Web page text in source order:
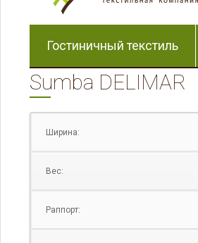
Гостиничный текстиль
Sumba DELIMAR
Ширина:
Вес:
Раппорт: